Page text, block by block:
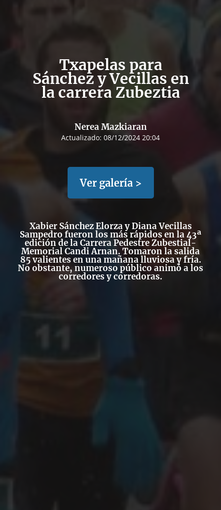
Txapelas para
Sánchez y Vecillas en
la carrera Zubeztia
Nerea Mazkiaran
Actualizado: 08/12/2024 20:04
Ver galería >
Xabier Sánchez Elorza y Diana Vecillas
Sampedro fueron los más rápidos en la 43ª
edición de la Carrera Pedestre Zubestial-
Memorial Candi Arnan. Tomaron la salida
85 valientes en una mañana lluviosa y fría.
No obstante, numeroso público animó a los
corredores y corredoras.